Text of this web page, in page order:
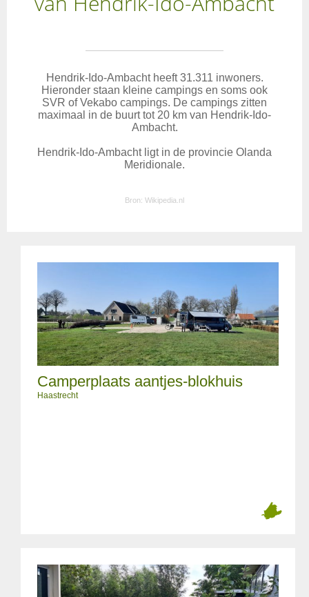
Hendrik-Ido-Ambacht heeft 31.311 inwoners.
Hieronder staan kleine campings en soms ook
SVR of Vekabo campings. De campings zitten
maximaal in de buurt tot 20 km van Hendrik-Ido-
Ambacht.
Hendrik-Ido-Ambacht ligt in de provincie Olanda
Meridionale.
Bron: Wikipedia.nl
Camperplaats aantjes-blokhuis
Haastrecht